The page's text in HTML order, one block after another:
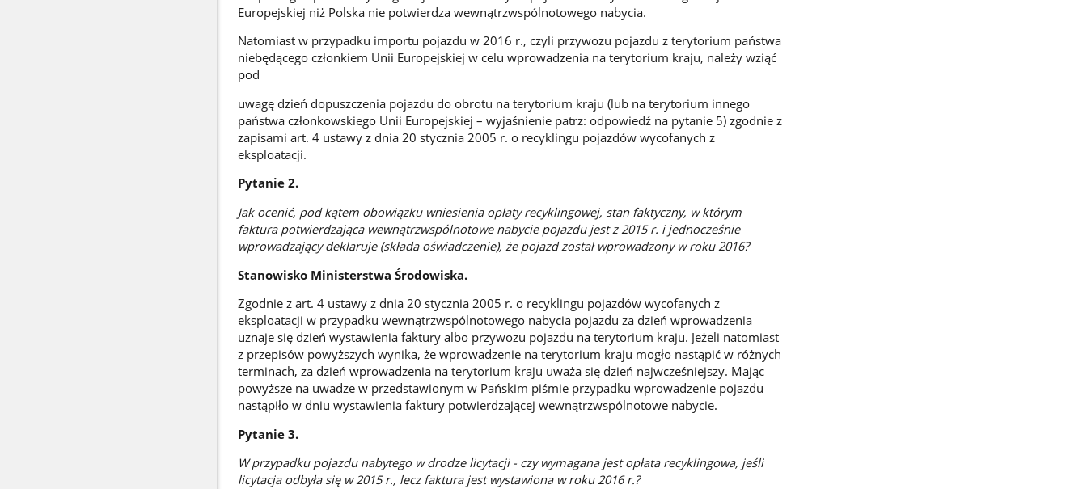
Europejskiej niż Polska nie potwierdza wewnątrzwspólnotowego nabycia.
Natomiast w przypadku importu pojazdu w 2016 r., czyli przywozu pojazdu z terytorium państwa
niebędącego członkiem Unii Europejskiej w celu wprowadzenia na terytorium kraju, należy wziąć
pod
uwagę dzień dopuszczenia pojazdu do obrotu na terytorium kraju (lub na terytorium innego
państwa członkowskiego Unii Europejskiej – wyjaśnienie patrz: odpowiedź na pytanie 5) zgodnie z
zapisami art. 4 ustawy z dnia 20 stycznia 2005 r. o recyklingu pojazdów wycofanych z
eksploatacji.
Pytanie 2.
Jak ocenić, pod kątem obowiązku wniesienia opłaty recyklingowej, stan faktyczny, w którym
faktura potwierdzająca wewnątrzwspólnotowe nabycie pojazdu jest z 2015 r. i jednocześnie
wprowadzający deklaruje (składa oświadczenie), że pojazd został wprowadzony w roku 2016?
Stanowisko Ministerstwa Środowiska.
Zgodnie z art. 4 ustawy z dnia 20 stycznia 2005 r. o recyklingu pojazdów wycofanych z
eksploatacji w przypadku wewnątrzwspólnotowego nabycia pojazdu za dzień wprowadzenia
uznaje się dzień wystawienia faktury albo przywozu pojazdu na terytorium kraju. Jeżeli natomiast
z przepisów powyższych wynika, że wprowadzenie na terytorium kraju mogło nastąpić w różnych
terminach, za dzień wprowadzenia na terytorium kraju uważa się dzień najwcześniejszy. Mając
powyższe na uwadze w przedstawionym w Pańskim piśmie przypadku wprowadzenie pojazdu
nastąpiło w dniu wystawienia faktury potwierdzającej wewnątrzwspólnotowe nabycie.
Pytanie 3.
W przypadku pojazdu nabytego w drodze licytacji - czy wymagana jest opłata recyklingowa, jeśli
licytacja odbyła się w 2015 r., lecz faktura jest wystawiona w roku 2016 r.?